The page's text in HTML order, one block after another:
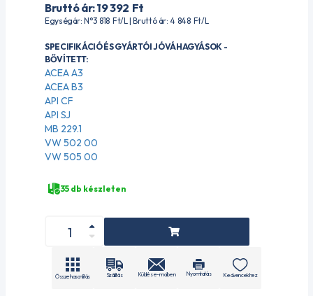
Bruttó ár: 19 392 Ft
Egységár: N°3 818 Ft/L | Bruttó ár: 4 848 Ft/L
SPECIFIKÁCIÓ ÉS GYÁRTÓI JÓVÁHAGYÁSOK -
BŐVÍTETT:
ACEA A3
ACEA B3
API CF
API SJ
MB 229.1
VW 502 00
VW 505 00
35 db készleten
Összehasonlítás Szállítás Küldés e-mailben Nyomtatás Kedvencekhez